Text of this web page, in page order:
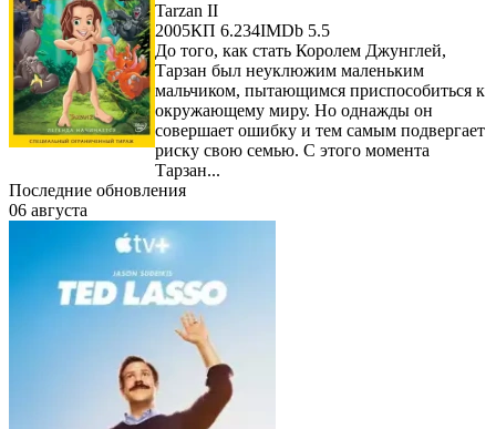
Tarzan II
2005КП 6.234IMDb 5.5
До того, как стать Королем Джунглей,
Тарзан был неуклюжим маленьким
мальчиком, пытающимся приспособиться к
окружающему миру. Но однажды он
совершает ошибку и тем самым подвергает
риску свою семью. С этого момента
Тарзан...
Последние обновления
06 августа